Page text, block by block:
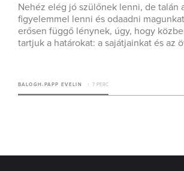
Nehéz elég jó szülőnek lenni, de talán
figyelemmel lenni és odaadni
erősen függő lénynek, úgy, hogy
tartjuk a határokat: a sajátjainkat és az
BALOGH-PAPP EVELIN 7 PERC